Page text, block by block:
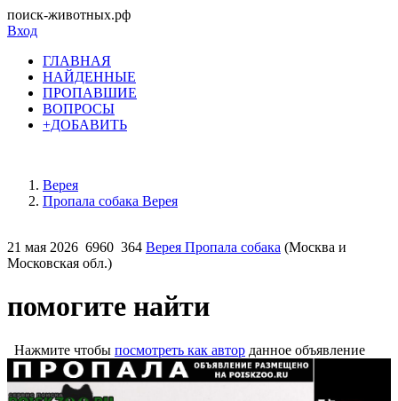
поиск-животных.рф
Вход
ГЛАВНАЯ
НАЙДЕННЫЕ
ПРОПАВШИЕ
ВОПРОСЫ
+ДОБАВИТЬ
Верея
Пропала собака Верея
21 мая 2026 6960 364 Верея Пропала собака (Москва и
Московская обл.)
помогите найти
Нажмите чтобы посмотреть как автор данное объявление